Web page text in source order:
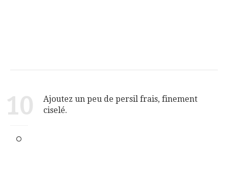
10
Ajoutez un peu de persil frais, finement
ciselé.